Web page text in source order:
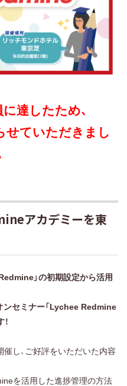
達したため、
せていただきまし
アカデミーを東
」の初期設定から活用
ンセミナー「Lychee Redmine
し、ご好評をいただいた内容
を活用した進捗管理の方法